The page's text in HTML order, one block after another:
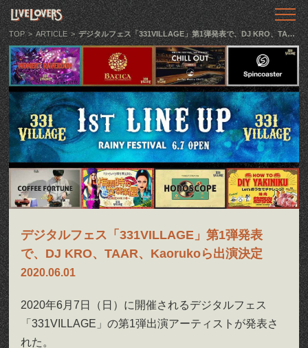
TOP
トップ
ABOUT
LIVE LOVERSとは
SHOWS
ライブ情報
LLTV
動画番組
音声番組
TOP > ARTICLE > デジタルフェス「331VILLAGE」第1弾発表で、DJ KRO、TAAR、Kaorukoら出演決定
デジタルフェス「331VILLAGE」第1弾発表
で、DJ KRO、TAAR、Kaorukoら出演決定
2020.06.01
2020年6月7日（日）に開催されるデジタルフェス
「331VILLAGE」の第1弾出演アーティストが発表さ
れた。